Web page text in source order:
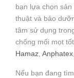
bạn lựa chọn
thuật và bảo
tâm sử dụng
chống mối mọt
Hamaz Anphatex
Nếu bạn đang